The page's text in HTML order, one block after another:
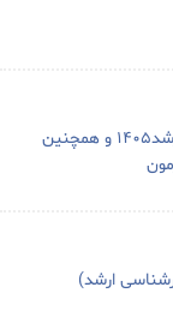
اعلام تاریخ برگزاری کنکور ارشد1405 و همچنین
ارشد)